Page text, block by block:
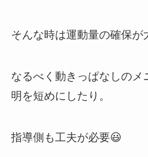
そんな時は運動量の確保が
なるべく動きっぱなしのメ
明を短めにしたり。
指導側も工夫が必要😃